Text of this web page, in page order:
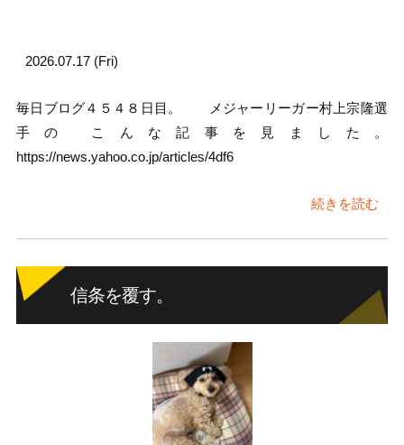
2026.07.17 (Fri)
毎日ブログ４５４８日目。 メジャーリーガー村上宗隆選
手の こんな記事を見ました。
https://news.yahoo.co.jp/articles/4df6
続きを読む
信条を覆す。